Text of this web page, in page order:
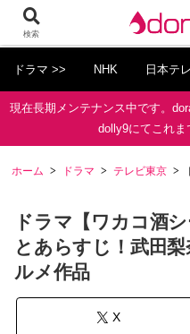
ドラマ >> NHK 日本テ
現在長期メンテナンス中です。
dolly9にてこれま
ホーム ドラマ テレビ東京
ドラマ【ワカコ酒
とあらすじ！武田
ルメ作品
X
検索